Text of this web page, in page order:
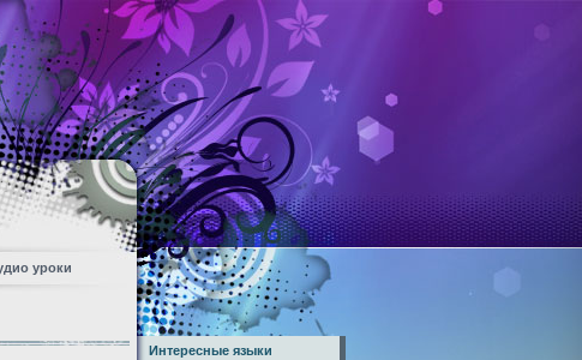
уроки
Интересные языки